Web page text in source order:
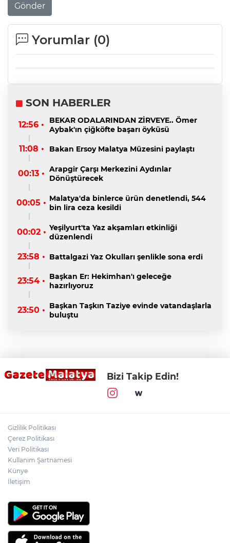
Gönder
Yorumlar (0)
SON HABERLER
12:56 •
BEKAR ODALARINDAN ZİRVEYE.. Ömer
Aybak'ın çiğköfte başarı öyküsü
11:08 • Bakan Ersoy Malatya Müzesini paylaştı
00:13 • Arapgir Çarşı Merkezini Aydınlar
Dönüştürecek
00:05 • Malatya'da binlerce ürün denetlendi, 544
bin lira ceza kesildi
00:02 • Yeşilyurt'ta Yaz akşamları etkinliği
düzenlendi
23:58 • Battalgazi Yaz Okulları şenlikle sona erdi
23:54 • Başkan Er: Hekimhan'ı geleceğe
hazırlıyoruz
23:50 • Başkan Taşkın Taziye evinde vatandaşlarla
buluştu
Bizi Takip Edin!
Gizlilik Politikası
Çerez Politikası
Veri Politikası
Kullanım Şartnamesi
Künye
İletişim